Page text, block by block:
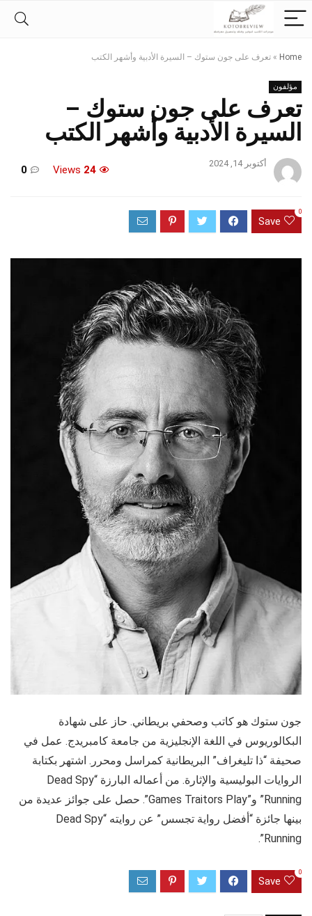
Home
» تعرف على جون ستوك – السيرة الأدبية وأشهر الكتب
مؤلفون
تعرف على جون ستوك –
السيرة الأدبية وأشهر الكتب
أكتوبر 14, 2024
24
0
Save
0
جون ستوك هو كاتب وصحفي بريطاني. حاز على شهادة
البكالوريوس في اللغة الإنجليزية من جامعة كامبريدج. عمل في
صحيفة “ذا تليغراف” البريطانية كمراسل ومحرر. اشتهر بكتابة
الروايات البوليسية والإثارة. من أعماله البارزة “Dead Spy
Running” و”Games Traitors Play”. حصل على جوائز عديدة من
بينها جائزة “أفضل رواية تجسس” عن روايته “Dead Spy
Running”.
Save
0